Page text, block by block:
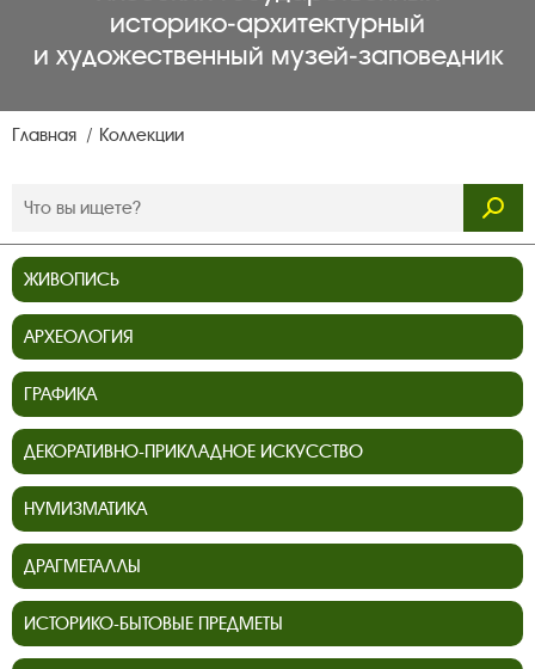
историко‑архитектурный
и художественный музей‑заповедник
Главная Коллекции
ЖИВОПИСЬ
АРХЕОЛОГИЯ
ГРАФИКА
ДЕКОРАТИВНО-ПРИКЛАДНОЕ ИСКУССТВО
НУМИЗМАТИКА
ДРАГМЕТАЛЛЫ
ИСТОРИКО-БЫТОВЫЕ ПРЕДМЕТЫ